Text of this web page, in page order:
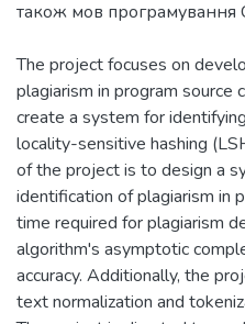
The project focuses on
plagiarism in program source
create a system for
locality-sensitive hashing
of the project is to design a
identification of plagiarism in
time required for plagiarism
algorithm's asymptotic
accuracy. Additionally, the
text normalization and